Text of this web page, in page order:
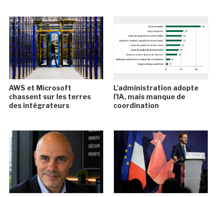
AWS et Microsoft
chassent sur les terres
des intégrateurs
L'administration adopte
l'IA, mais manque de
coordination